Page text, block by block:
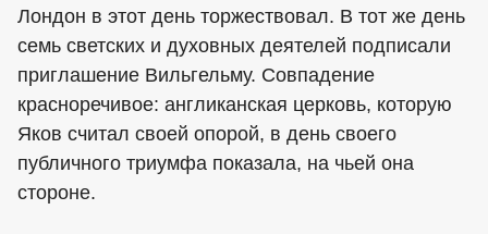
Лондон в этот день торжествовал. В тот же день
семь светских и духовных деятелей подписали
приглашение Вильгельму. Совпадение
красноречивое: англиканская церковь, которую
Яков считал своей опорой, в день своего
публичного триумфа показала, на чьей она
стороне.